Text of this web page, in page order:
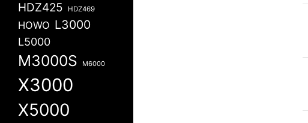
HDZ425 HDZ469
HOWO L3000
L5000
M3000S M6000
X3000
X5000